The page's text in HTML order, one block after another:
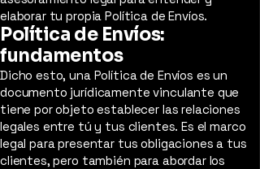
elaborar tu propia Política de Envíos.
Política de Envíos:
fundamentos
Dicho esto, una Política de Envíos es un
documento jurídicamente vinculante que
tiene por objeto establecer las relaciones
legales entre tú y tus clientes. Es el marco
legal para presentar tus obligaciones a tus
clientes, pero también para abordar los